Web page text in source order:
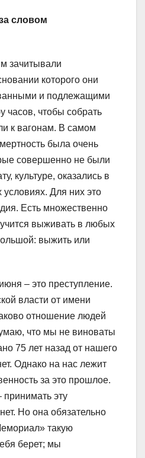
словом
зачитывали
которого они
и подлежащими
часов, чтобы собрать
к вагонам. В самом
была очень
совершенно не были
культуре, оказались в
Для них это
Есть множественно
выживать в любых
выжить или
– это преступление.
власти от имени
отношение людей
что мы не виноваты
75 лет назад от нашего
Однако на нас лежит
за это прошлое.
эту
Но она обязательно
такую
берет; мы